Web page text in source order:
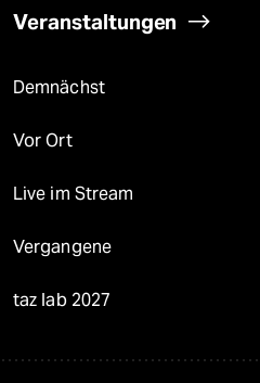
Veranstaltungen
Demnächst
Vor Ort
Live im Stream
Vergangene
taz lab 2027